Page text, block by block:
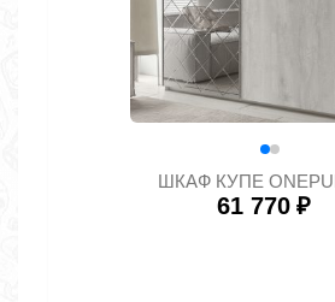
ШКАФ КУПЕ
61 770 ₽